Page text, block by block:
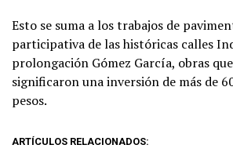
Esto se suma a los trabajos de
participativa de las históricas calles
prolongación Gómez García, obras
significaron una inversión de más de
pesos.
ARTÍCULOS RELACIONADOS: